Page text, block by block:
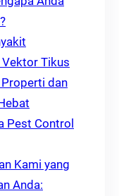
Tikus
dan
Pest Control
Kami yang
Anda: